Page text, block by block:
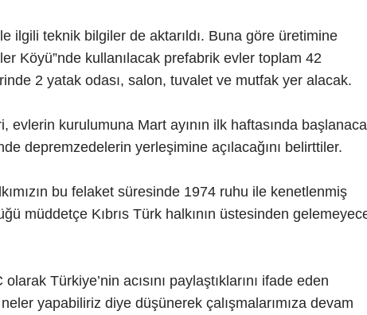
ilgili teknik bilgiler de aktarıldı. Buna göre üretimine
Köyü”nde kullanılacak prefabrik evler toplam 42
2 yatak odası, salon, tuvalet ve mutfak yer alacak.
evlerin kurulumuna Mart ayının ilk haftasında
depremzedelerin yerleşimine açılacağını belirttiler.
bu felaket süresinde 1974 ruhu ile kenetlenmiş
müddetçe Kıbrıs Türk halkının üstesinden
Türkiye’nin acısını paylaştıklarını ifade eden
yapabiliriz diye düşünerek çalışmalarımıza devam